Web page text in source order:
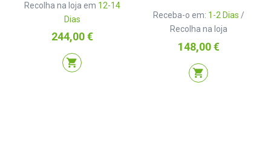
Recolha na loja em 12-14
Dias
Preço
244,00 €
shopping_cart
Receba-o em: 1-2 Dias /
Recolha na loja
Preço
148,00 €
shopping_cart